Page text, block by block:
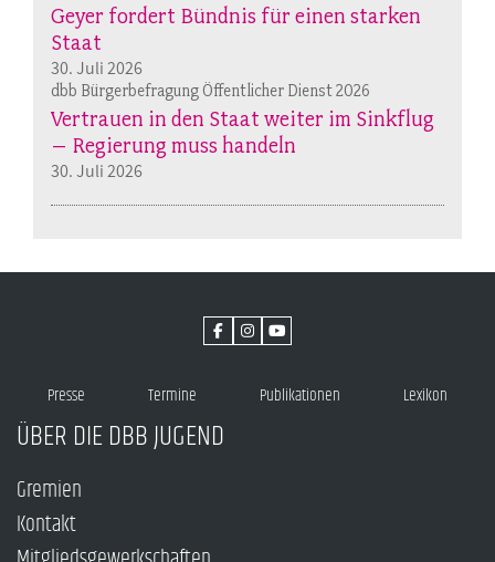
Geyer fordert Bündnis für einen starken
Staat
30. Juli 2026
dbb Bürgerbefragung Öffentlicher Dienst 2026
Vertrauen in den Staat weiter im Sinkflug
– Regierung muss handeln
30. Juli 2026
Presse Termine Publikationen Lexikon
ÜBER DIE DBB JUGEND
Gremien
Kontakt